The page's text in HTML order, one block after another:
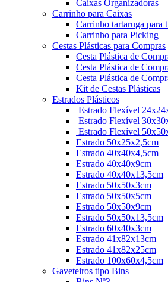
Caixas Organizadoras
Carrinho para Caixas
Carrinho tartaruga para
Carrinho para Picking
Cestas Plásticas para Compras
Cesta Plástica de
Cesta Plástica de
Cesta Plástica de
Kit de Cestas Plásticas
Estrados Plásticos
Estrado Flexível
Estrado Flexível
Estrado Flexível
Estrado 50x25x2,5cm
Estrado 40x40x4,5cm
Estrado 40x40x9cm
Estrado 40x40x13,5cm
Estrado 50x50x3cm
Estrado 50x50x5cm
Estrado 50x50x9cm
Estrado 50x50x13,5cm
Estrado 60x40x3cm
Estrado 41x82x13cm
Estrado 41x82x25cm
Estrado 100x60x4,5cm
Gaveteiros tipo Bins